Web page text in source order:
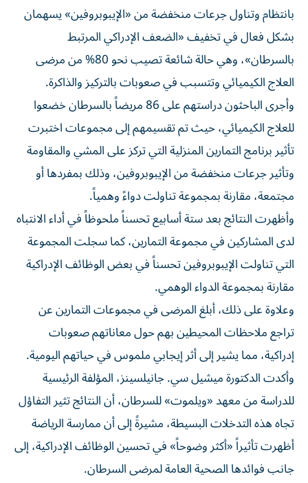
بانتظام وتناول جرعات منخفضة من «الإيبوبروفين» يسهمان
بشكل فعال في تخفيف «الضعف الإدراكي المرتبط
بالسرطان»، وهي حالة شائعة تصيب نحو 80% من مرضى
العلاج الكيميائي وتتسبب في صعوبات بالتركيز والذاكرة.
وأجرى الباحثون دراستهم على 86 مريضاً بالسرطان خضعوا
للعلاج الكيميائي، حيث تم تقسيمهم إلى مجموعات اختبرت
تأثير برنامج التمارين المنزلية التي تركز على المشي والمقاومة
وتأثير جرعات منخفضة من الإيبوبروفين، وذلك بمفردها أو
مجتمعة، مقارنة بمجموعة تناولت دواءً وهمياً.
وأظهرت النتائج بعد ستة أسابيع تحسناً ملحوظاً في أداء الانتباه
لدى المشاركين في مجموعة التمارين، كما سجلت المجموعة
التي تناولت الإيبوبروفين تحسناً في بعض الوظائف الإدراكية
مقارنة بمجموعة الدواء الوهمي.
وعلاوة على ذلك، أبلغ المرضى في مجموعات التمارين عن
تراجع ملاحظات المحيطين بهم حول معاناتهم صعوبات
إدراكية، مما يشير إلى أثر إيجابي ملموس في حياتهم اليومية.
وأكدت الدكتورة ميشيل سي. جانيلسينز، المؤلفة الرئيسية
للدراسة من معهد «ويلموت» للسرطان، أن النتائج تثير التفاؤل
تجاه هذه التدخلات البسيطة، مشيرةً إلى أن ممارسة الرياضة
أظهرت تأثيراً «أكثر وضوحاً» في تحسين الوظائف الإدراكية، إلى
جانب فوائدها الصحية العامة لمرضى السرطان.